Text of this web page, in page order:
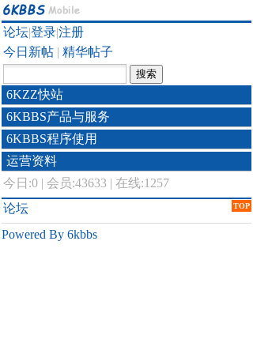
论坛|登录|注册
今日新帖 | 精华帖子
6KZZ快站
6KBBS产品与服务
6KBBS程序使用
运营资料
今日:0 | 会员:43633 | 在线:1257
TOP
论坛
Powered By 6kbbs